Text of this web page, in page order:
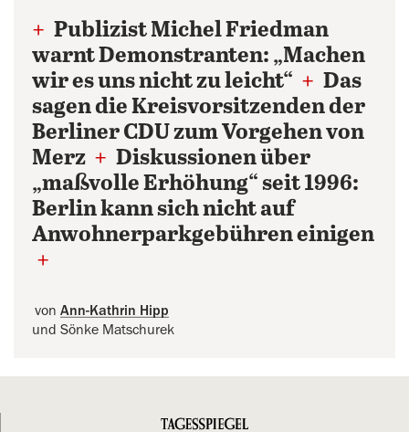
+ Publizist Michel Friedman
warnt Demonstranten: „Machen
wir es uns nicht zu leicht“ + Das
sagen die Kreisvorsitzenden der
Berliner CDU zum Vorgehen von
Merz + Diskussionen über
„maßvolle Erhöhung“ seit 1996:
Berlin kann sich nicht auf
Anwohnerparkgebühren einigen
+
von Ann-Kathrin Hipp
und Sönke Matschurek